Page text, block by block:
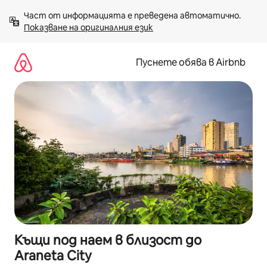
към
съдържанието
Показване на оригиналния език
Пуснете обява в Airbnb
Къщи под наем в близост до
Araneta City